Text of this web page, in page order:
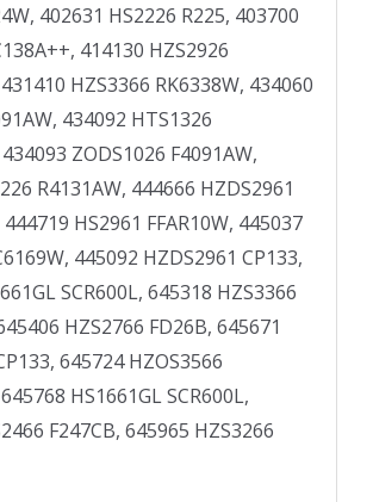
402631 HS2226 R225, 403700
414130 HZS2926
HZS3366 RK6338W, 434060
434092 HTS1326
ZODS1026 F4091AW,
R4131AW, 444666 HZDS2961
444719 HS2961 FFAR­10W, 445037
445092 HZDS2961 CP­133,
SCR­600L, 645318 HZS3366
HZS2766 FD26B, 645671
645724 HZOS3566
HS1661GL SCR­600L,
F247CB, 645965 HZS3266